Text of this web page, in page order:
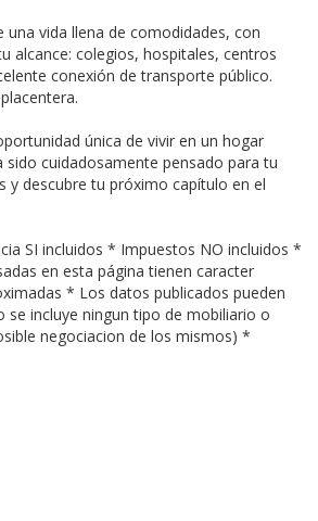
una vida llena de comodidades, con
alcance: colegios, hospitales, centros
conexión de transporte público.
única de vivir en un hogar
sido cuidadosamente pensado para tu
y descubre tu próximo capítulo en el
SI incluidos * Impuestos NO incluidos *
en esta página tienen caracter
* Los datos publicados pueden
incluye ningun tipo de mobiliario o
negociacion de los mismos) *